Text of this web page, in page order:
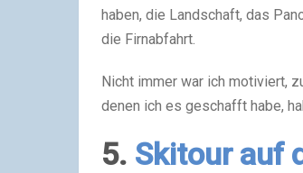
haben, die Landschaft, das
die Firnabfahrt.
Nicht immer war ich motiviert,
denen ich es geschafft habe,
5. Skitour auf